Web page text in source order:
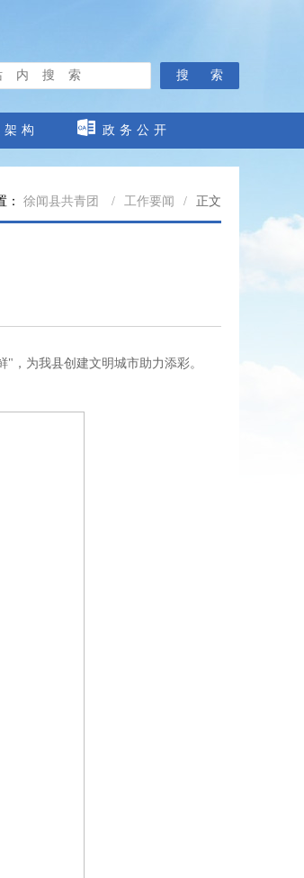
搜 索
构 政务公开
： 徐闻县共青团 / 工作要闻 / 正文
，为我县创建文明城市助力添彩。